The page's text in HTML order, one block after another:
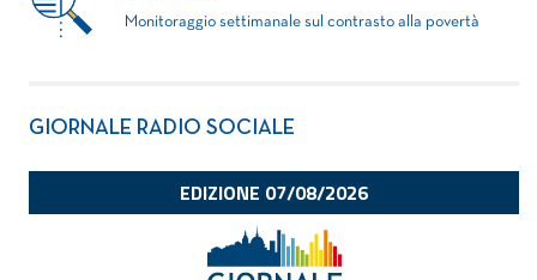
Monitoraggio settimanale sul contrasto alla povertà
GIORNALE RADIO SOCIALE